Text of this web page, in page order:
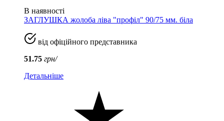
В наявності
ЗАГЛУШКА жолоба ліва "профіл" 90/75 мм. біла
від офіційного представника
51.75 грн/
Детальніше